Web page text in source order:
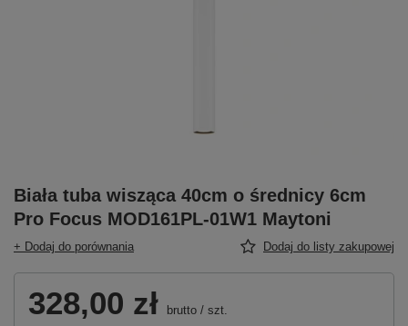
Biała tuba wisząca 40cm o średnicy 6cm
Pro Focus MOD161PL-01W1 Maytoni
+ Dodaj do porównania Dodaj do listy zakupowej
328,00 zł brutto / szt.